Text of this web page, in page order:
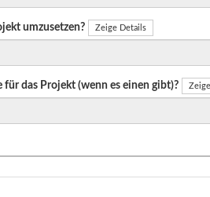
umzusetzen? Zeige Details
für das Projekt (wenn es einen gibt)?